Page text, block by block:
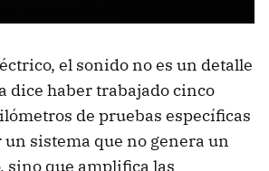
el sonido no es un detalle
dice haber trabajado cinco
de pruebas específicas
sistema que no genera un
sino que amplifica las